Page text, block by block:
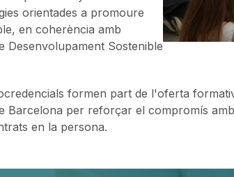
orientades a promoure
en coherència amb
Desenvolupament Sostenible
formen part de l'oferta
Barcelona per reforçar el compromís
en la persona.